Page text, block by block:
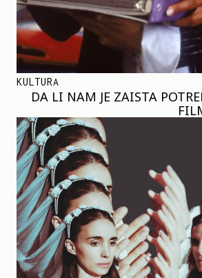
KULTURA
DA LI NAM JE ZAISTA